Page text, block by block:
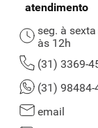
atendimento
seg. à
às 12h
(31) 3369-
(31) 98484-
email